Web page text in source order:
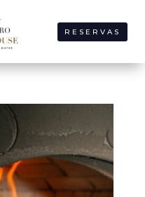
RESERVAS